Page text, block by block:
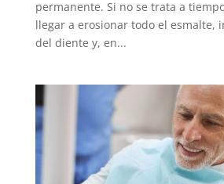
permanente. Si no se trata a
llegar a erosionar todo el esmalte,
del diente y, en...